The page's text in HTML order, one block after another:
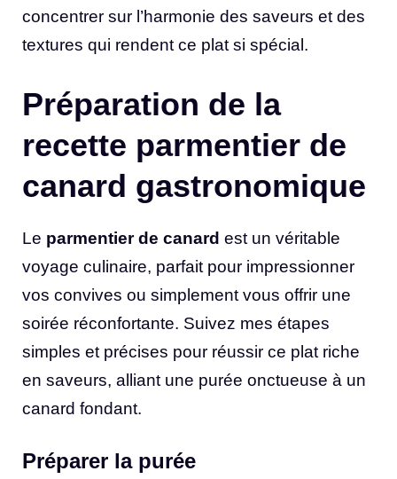
concentrer sur l’harmonie des saveurs et des
textures qui rendent ce plat si spécial.
Préparation de la
recette parmentier de
canard gastronomique
Le parmentier de canard est un véritable
voyage culinaire, parfait pour impressionner
vos convives ou simplement vous offrir une
soirée réconfortante. Suivez mes étapes
simples et précises pour réussir ce plat riche
en saveurs, alliant une purée onctueuse à un
canard fondant.
Préparer la purée